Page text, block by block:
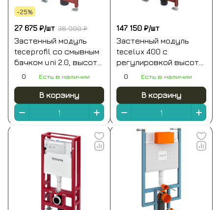
-25%
27 675 ₽/шт 36 900 ₽
Застенный модуль
teceprofil со смывным
бачком uni 2.0, высота
1120 мм (9400401)
0 Есть в наличии
В корзину
147 150 ₽/шт
Застенный модуль
tecelux 400 с
регулировкой высоты
и системой очистки
установки 1120 мм
0 Есть в наличии
В корзину